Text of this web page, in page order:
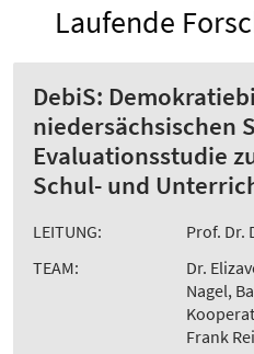
Laufende
DebiS:
niedersächsischen
Evaluationsstudie
Schul- und
LEITUNG:
Prof. Dr.
TEAM:
Dr.
Nagel,
Frank